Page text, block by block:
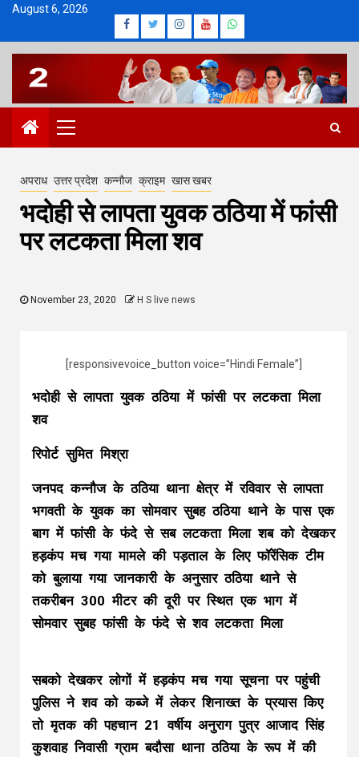
Skip
content
August 6, 2026
Facebook
TwitterInstagram
YoutubeWhatsapp
Primary
Menu
अपराध उत्तर प्रदेश कन्नौज क्राइम खास खबर
भदोही से लापता युवक ठठिया में फांसी
पर लटकता मिला शव
November 23, 2020 H S live news
[responsivevoice_button voice=”Hindi Female”]
भदोही से लापता युवक ठठिया में फांसी पर लटकता मिला
शव
रिपोर्ट सुमित मिश्रा
जनपद कन्नौज के ठठिया थाना क्षेत्र में रविवार से लापता
भगवती के युवक का सोमवार सुबह ठठिया थाने के पास एक
बाग में फांसी के फंदे से सब लटकता मिला शब को देखकर
हड़कंप मच गया मामले की पड़ताल के लिए फॉरेंसिक टीम
को बुलाया गया जानकारी के अनुसार ठठिया थाने से
तकरीबन 300 मीटर की दूरी पर स्थित एक भाग में
सोमवार सुबह फांसी के फंदे से शव लटकता मिला
सबको देखकर लोगों में हड़कंप मच गया सूचना पर पहुंची
पुलिस ने शव को कब्जे में लेकर शिनाख्त के प्रयास किए
तो मृतक की पहचान 21 वर्षीय अनुराग पुत्र आजाद सिंह
कुशवाह निवासी ग्राम बदौसा थाना ठठिया के रूप में की